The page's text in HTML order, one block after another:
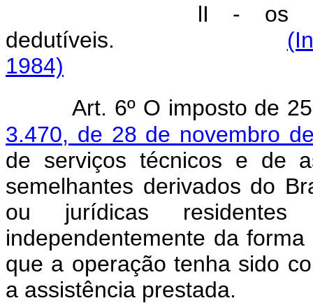
lI - os
dedutíveis.
1984)
Art. 6º O imposto de
3.470, de 28 de novembro
de serviços técnicos e de
semelhantes derivados do
ou jurídicas
independentemente da
que a operação tenha sido
a assistência prestada.